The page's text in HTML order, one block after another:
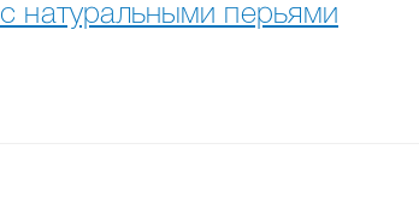
натуральными перьями